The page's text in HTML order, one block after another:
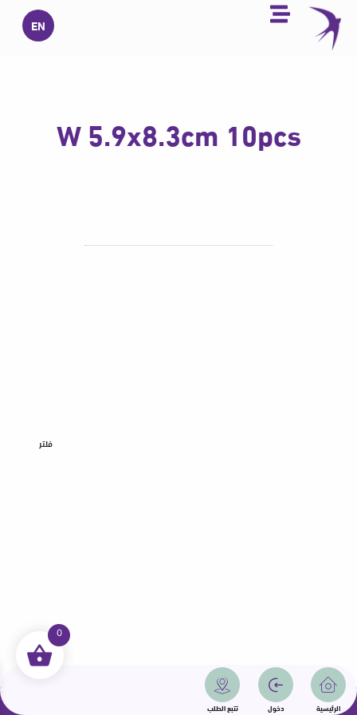
تخطي
المحتوى
EN
الرئيسية دخول تتبع الطلب
W 5.9x8.3cm 10pcs
فلتر
جميع الحقوق محفوظة | سمامة 2025 | دولة قطر
0